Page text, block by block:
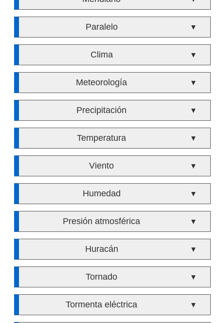
Paralelo ▼
Clima ▼
Meteorología ▼
Precipitación ▼
Temperatura ▼
Viento ▼
Humedad ▼
Presión atmosférica ▼
Huracán ▼
Tornado ▼
Tormenta eléctrica ▼